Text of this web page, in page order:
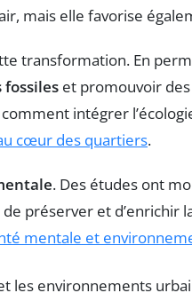
mais elle favorise
transformation. En
et promouvoir
comment intégrer
cœur des quartiers.
. Des études ont
préserver et d’enrichir
mentale et